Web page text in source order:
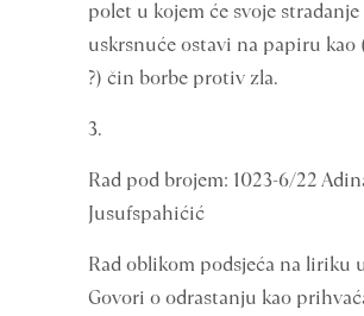
polet u kojem će svoje
uskrsnuće ostavi na papiru kao
?) čin borbe protiv zla.
3.
Rad pod brojem: 1023-6/22
Jusufspahićić
Rad oblikom podsjeća na liriku
Govori o odrastanju kao